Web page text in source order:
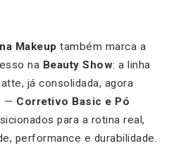
Makeup também marca a
na Beauty Show: a linha
já consolidada, agora
— Corretivo Basic e Pó
para a rotina real,
performance e durabilidade.